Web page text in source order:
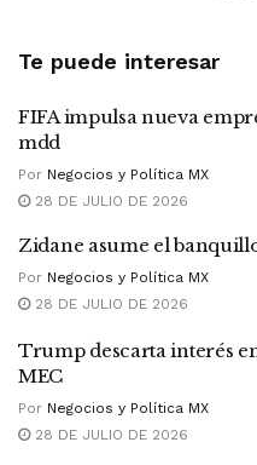
Te puede interesar
FIFA impulsa nueva
mdd
Por Negocios y Política MX
28 DE JULIO DE 2026
Zidane asume el
Por Negocios y Política MX
28 DE JULIO DE 2026
Trump descarta interés
MEC
Por Negocios y Política MX
28 DE JULIO DE 2026